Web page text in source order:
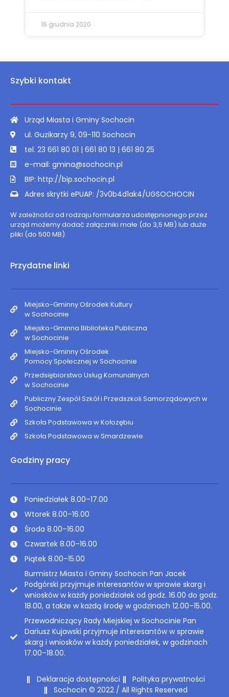
16 grudnia 2020
Szybki kontakt
Urząd Miasta i Gminy Sochocin
ul. Guzikarzy 9, 09-110 Sochocin
tel. 23 661 80 01 | 661 80 13 | 661 80 25
e-mail: gmina@sochocin.pl
BIP: http://bip.sochocin.pl
Adres skrytki ePUAP: /3v0b4d1ak4/UGSOCHOCIN
W zależności od rodzaju formularza udostępnionego przez
urząd możemy dodać załączniki małe (do 3,5 MB) lub duże
pliki (do 500 MB).
Przydatne linki
Miejsko-Gminny Ośrodek Kultury
w Sochocinie
Miejsko-Gminna Biblioteka Publiczna
w Sochocinie
Miejsko-Gminny Ośrodek
Pomocy Społecznej w Sochocinie
Przedsiębiorstwo Usług Komunalnych
w Sochocinie
Publiczny Zespół Szkół i Przedszkoli Samorządowych w
Sochocinie
Szkoła Podstawowa w Kołozębiu
Szkoła Podstawowa w Smardzewie
Godziny pracy
Poniedziałek 8.00–17.00
Wtorek 8.00–16.00
Środa 8.00–16.00
Czwartek 8.00–16.00
Piątek 8.00–15.00
Burmistrz Miasta i Gminy Sochocin Pan Jacek
Podgórski przyjmuje interesantów w sprawie skarg i
wniosków w każdy poniedziałek od godz. 16.00 do godz.
18.00, a także w każdą środę w godzinach 12.00–15.00.
Przewodniczący Rady Miejskiej w Sochocinie Pan
Dariusz Kujawski przyjmuje interesantów w sprawie
skarg i wniosków w każdy poniedziałek, w godzinach
17.00–18.00.
Deklaracja dostępności
Polityka prywatności
Sochocin © 2022 / All Rights Reserved